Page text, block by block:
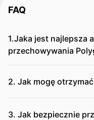
FAQ
1.Jaka jest najlepsza
przechowywania
2. Jak mogę
3. Jak bezpiecznie